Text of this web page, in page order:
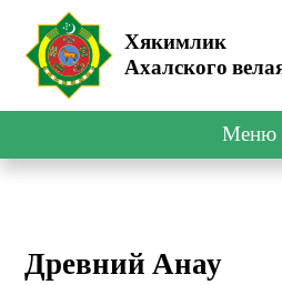
Хякимлик
Ахалского
Меню
Древний Анау